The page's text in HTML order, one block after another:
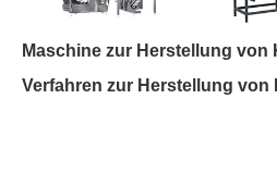
Maschine zur Herstellung von
Verfahren zur Herstellung von